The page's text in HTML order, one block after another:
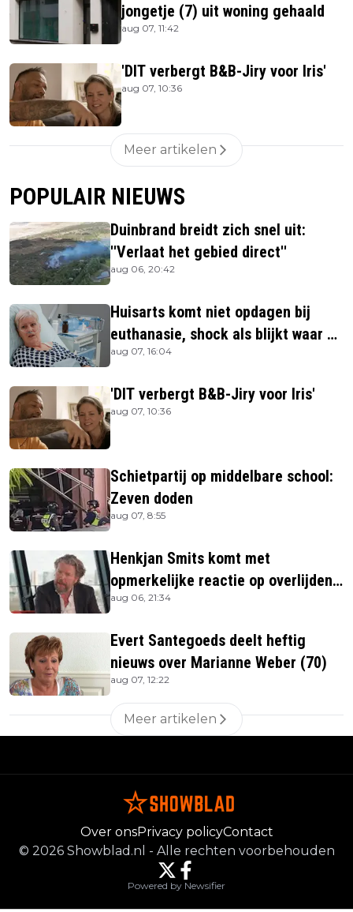
jongetje (7) uit woning gehaald
aug 07, 11:42
'DIT verbergt B&B-Jiry voor Iris'
aug 07, 10:36
Meer artikelen
POPULAIR NIEUWS
Duinbrand breidt zich snel uit:
''Verlaat het gebied direct''
aug 06, 20:42
Huisarts komt niet opdagen bij
euthanasie, shock als blijkt waar ze
is
aug 07, 16:04
'DIT verbergt B&B-Jiry voor Iris'
aug 07, 10:36
Schietpartij op middelbare school:
Zeven doden
aug 07, 8:55
Henkjan Smits komt met
opmerkelijke reactie op overlijden
Jerney Kaagman
aug 06, 21:34
Evert Santegoeds deelt heftig
nieuws over Marianne Weber (70)
aug 07, 12:22
Meer artikelen
Over onsPrivacy policyContact
© 2026 Showblad.nl - Alle rechten voorbehouden
Powered by Newsifier